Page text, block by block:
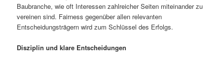
Baubranche, wie oft Interessen zahlreicher Seiten miteinander zu
vereinen sind. Fairness gegenüber allen relevanten
Entscheidungsträgern wird zum Schlüssel des Erfolgs.
Disziplin und klare Entscheidungen